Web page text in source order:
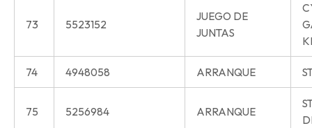
73 5523152
JUEGO DE
JUNTAS
74 4948058 ARRANQUE
75 5256984 ARRANQUE